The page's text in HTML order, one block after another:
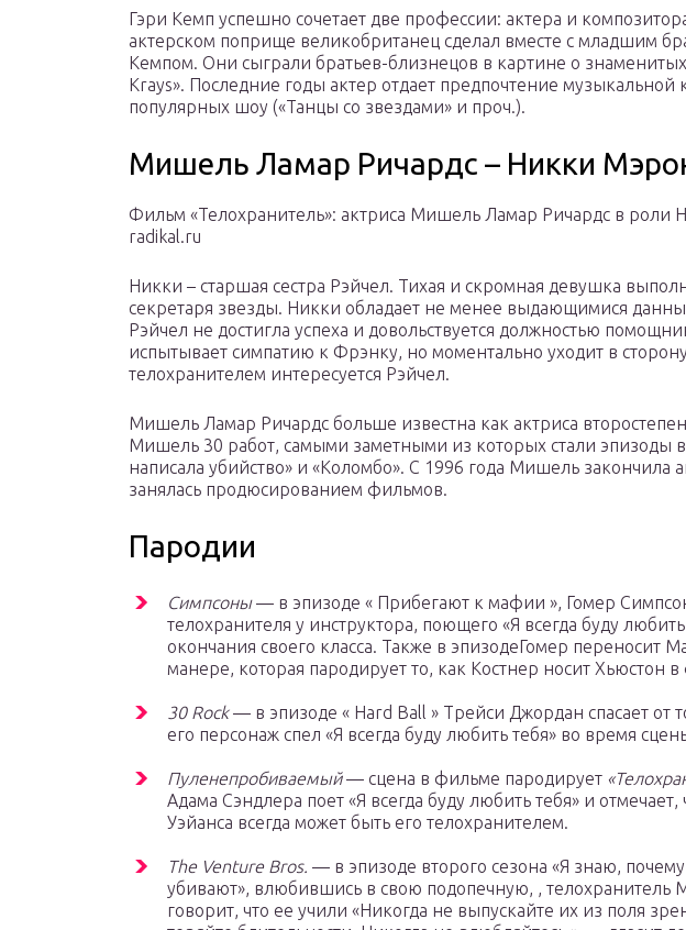
Гэри Кемп успешно сочетает две профессии: актера и
актерском поприще великобританец сделал вместе с младшим
Кемпом. Они сыграли братьев-близнецов в картине о знаменитых
Krays». Последние годы актер отдает предпочтение музыкальной
популярных шоу («Танцы со звездами» и проч.).
Мишель Ламар Ричардс – Никки
Фильм «Телохранитель»: актриса Мишель Ламар Ричардс в роли
radikal.ru
Никки – старшая сестра Рэйчел. Тихая и скромная девушка
секретаря звезды. Никки обладает не менее выдающимися
Рэйчел не достигла успеха и довольствуется должностью
испытывает симпатию к Фрэнку, но моментально уходит в
телохранителем интересуется Рэйчел.
Мишель Ламар Ричардс больше известна как актриса
Мишель 30 работ, самыми заметными из которых стали эпизоды в
написала убийство» и «Коломбо». С 1996 года Мишель закончила
занялась продюсированием фильмов.
Пародии
Симпсоны— в эпизоде ​​« Прибегают к мафии », Гомер
телохранителя у инструктора, поющего «Я всегда буду любить
окончания своего класса. Также в эпизодеГомер переносит
манере, которая пародирует то, как Костнер носит Хьюстон
30 Rock— в эпизоде ​​« Hard Ball » Трейси Джордан спасает от
его персонаж спел «Я всегда буду любить тебя» во время
Пуленепробиваемый— сцена в фильме пародирует
Адама Сэндлера поет «Я всегда буду любить тебя» и
Уэйанса всегда может быть его телохранителем.
The Venture Bros. — в эпизоде ​​второго сезона «Я знаю,
убивают», влюбившись в свою подопечную, , телохранитель
говорит, что ее учили «Никогда не выпускайте их из поля